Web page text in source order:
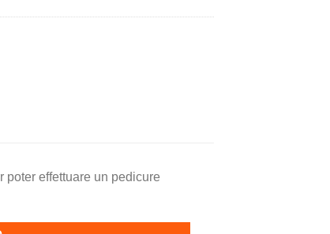
poter effettuare un pedicure